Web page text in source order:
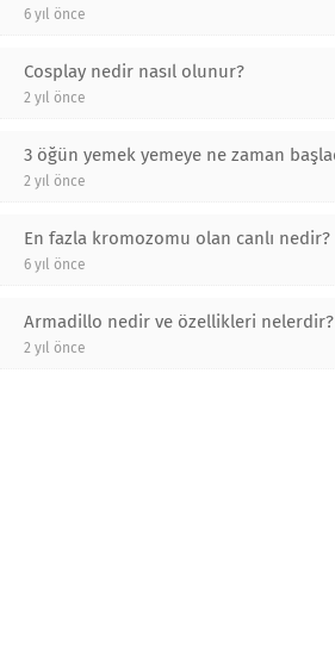
6 yıl önce
Cosplay nedir nasıl olunur?
2 yıl önce
3 öğün yemek yemeye ne zaman
2 yıl önce
En fazla kromozomu olan canlı nedir?
6 yıl önce
Armadillo nedir ve özellikleri nelerdir?
2 yıl önce